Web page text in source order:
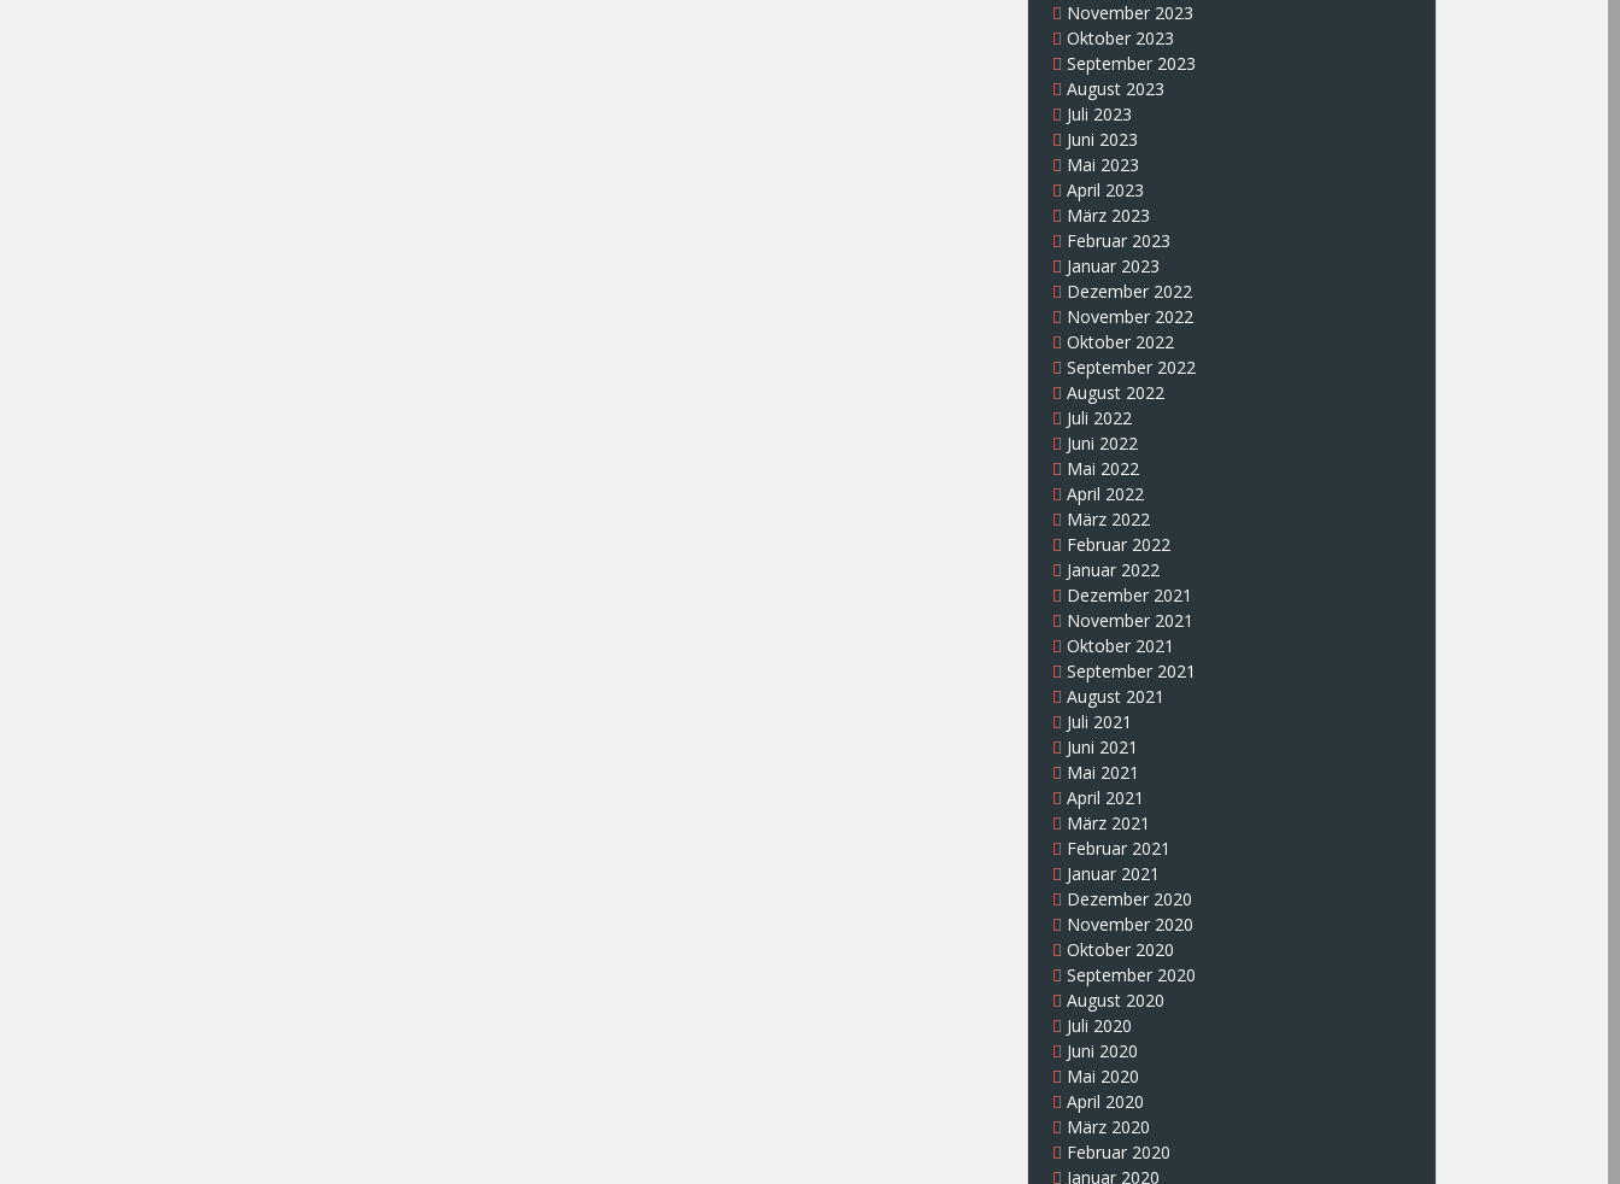
November 2023
Oktober 2023
September 2023
August 2023
Juli 2023
Juni 2023
Mai 2023
April 2023
März 2023
Februar 2023
Januar 2023
Dezember 2022
November 2022
Oktober 2022
September 2022
August 2022
Juli 2022
Juni 2022
Mai 2022
April 2022
März 2022
Februar 2022
Januar 2022
Dezember 2021
November 2021
Oktober 2021
September 2021
August 2021
Juli 2021
Juni 2021
Mai 2021
April 2021
März 2021
Februar 2021
Januar 2021
Dezember 2020
November 2020
Oktober 2020
September 2020
August 2020
Juli 2020
Juni 2020
Mai 2020
April 2020
März 2020
Februar 2020
Januar 2020